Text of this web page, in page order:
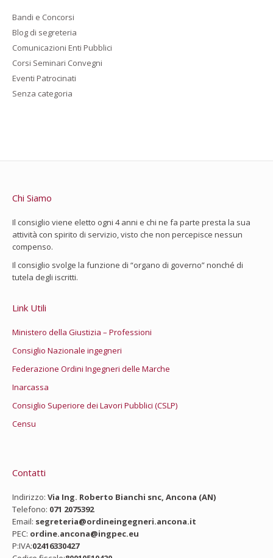
Bandi e Concorsi
Blog di segreteria
Comunicazioni Enti Pubblici
Corsi Seminari Convegni
Eventi Patrocinati
Senza categoria
Chi Siamo
Il consiglio viene eletto ogni 4 anni e chi ne fa parte presta la sua
attività con spirito di servizio, visto che non percepisce nessun
compenso.
Il consiglio svolge la funzione di “organo di governo” nonché di
tutela degli iscritti.
Link Utili
Ministero della Giustizia – Professioni
Consiglio Nazionale ingegneri
Federazione Ordini Ingegneri delle Marche
Inarcassa
Consiglio Superiore dei Lavori Pubblici (CSLP)
Censu
Contatti
Indirizzo: Via Ing. Roberto Bianchi snc, Ancona (AN)
Telefono: 071 2075392
Email: segreteria@ordineingegneri.ancona.it
PEC: ordine.ancona@ingpec.eu
P:IVA:02416330427